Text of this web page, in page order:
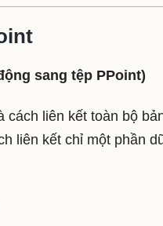
sang tệp PPoint)
cách liên kết toàn bộ
liên kết chỉ một phần